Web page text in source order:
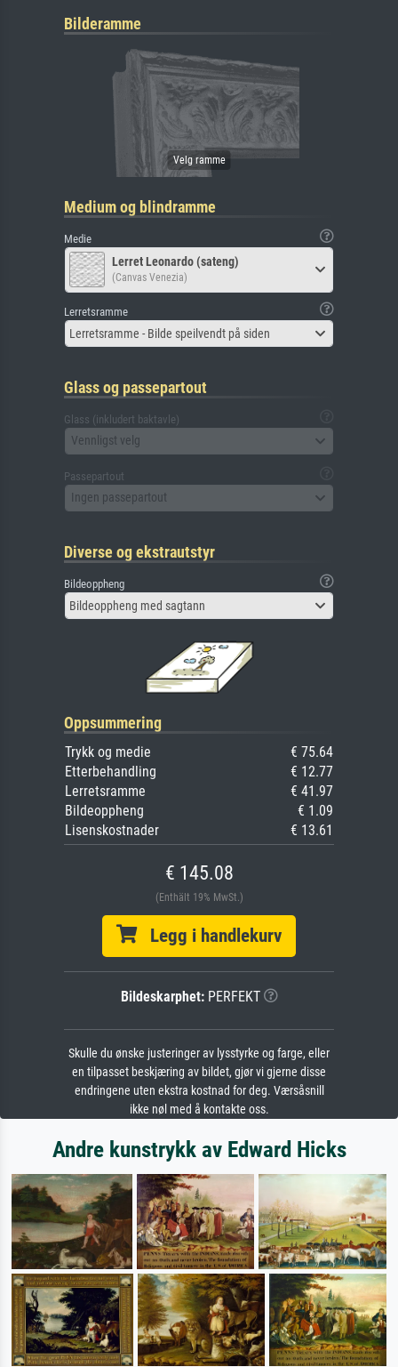
Bilderamme
Medium og blindramme
Medie
Lerret Leonardo (sateng)
(Canvas Venezia)
Lerretsramme
Lerretsramme - Bilde speilvendt på siden
Glass og passepartout
Glass (inkludert baktavle)
Vennligst velg
Passepartout
Ingen passepartout
Diverse og ekstrautstyr
Bildeoppheng
Bildeoppheng med sagtann
Oppsummering
Trykk og medie
€ 75.64
Etterbehandling
€ 12.77
Lerretsramme
€ 41.97
Bildeoppheng
€ 1.09
Lisenskostnader
€ 13.61
€ 145.08
(Enthält 19% MwSt.)
Legg i handlekurv
Bildeskarphet:PERFEKT
Skulle du ønske justeringer av lysstyrke og farge, eller
en tilpasset beskjæring av bildet, gjør vi gjerne disse
endringene uten ekstra kostnad for deg. Værsåsnill
ikke nøl med å kontakte oss.
Andre kunstrykk av Edward Hicks